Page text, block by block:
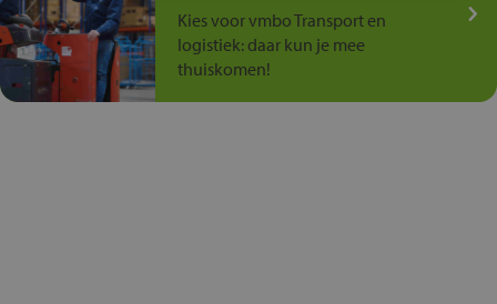
Kies voor vmbo Transport en
logistiek: daar kun je mee
thuiskomen!